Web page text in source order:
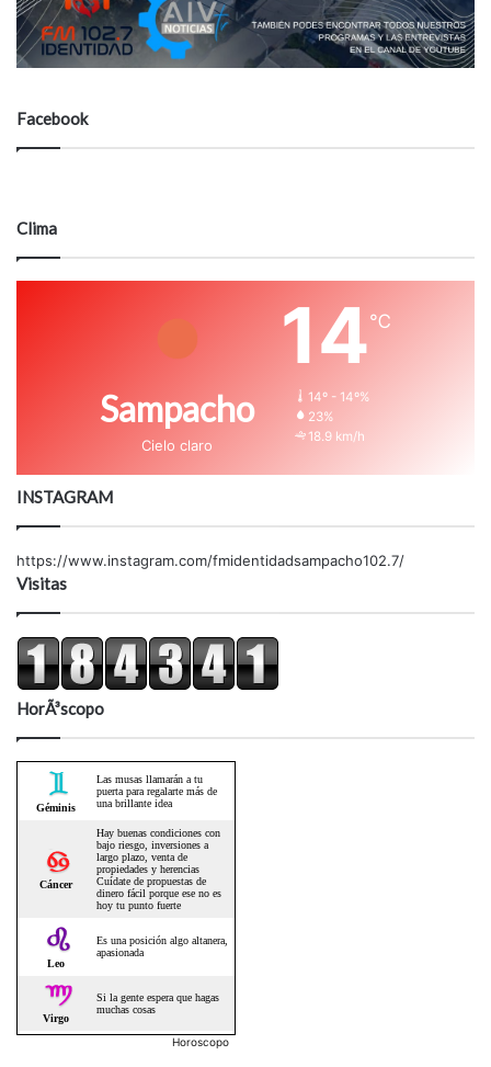
Facebook
Clima
Sampacho
Cielo claro
14℃
14º - 14º%
23%
18.9 km/h
INSTAGRAM
https://www.instagram.com/fmidentidadsampacho102.7/
Visitas
HorÃ³scopo
Horoscopo